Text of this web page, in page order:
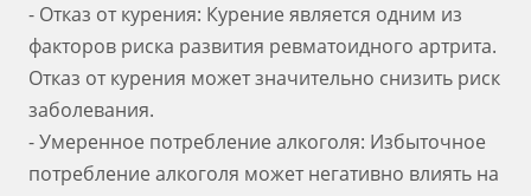
- Отказ от курения: Курение является одним из
факторов риска развития ревматоидного артрита.
Отказ от курения может значительно снизить риск
заболевания.
- Умеренное потребление алкоголя: Избыточное
потребление алкоголя может негативно влиять на